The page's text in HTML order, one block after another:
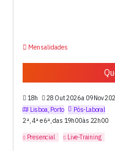
Mensalidades
18h
28 Out 2026 a 09 Nov
Lisboa, Porto
Pós-Laboral
2ª, 4ª e 6ª, das 19h00 às 22h00
Presencial Live-Training